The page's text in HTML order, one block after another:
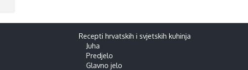
Recepti hrvatskih i svjetskih kuhinja
Juha
Predjelo
Glavno jelo